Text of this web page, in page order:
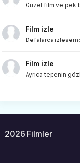
Güzel film ve pek
Film izle
Defalarca
Film izle
Ayrıca tepenin
2026 Filmleri